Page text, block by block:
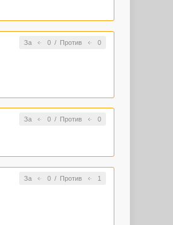
За 0/ Против 0
За 0/ Против 0
За 0/ Против 1